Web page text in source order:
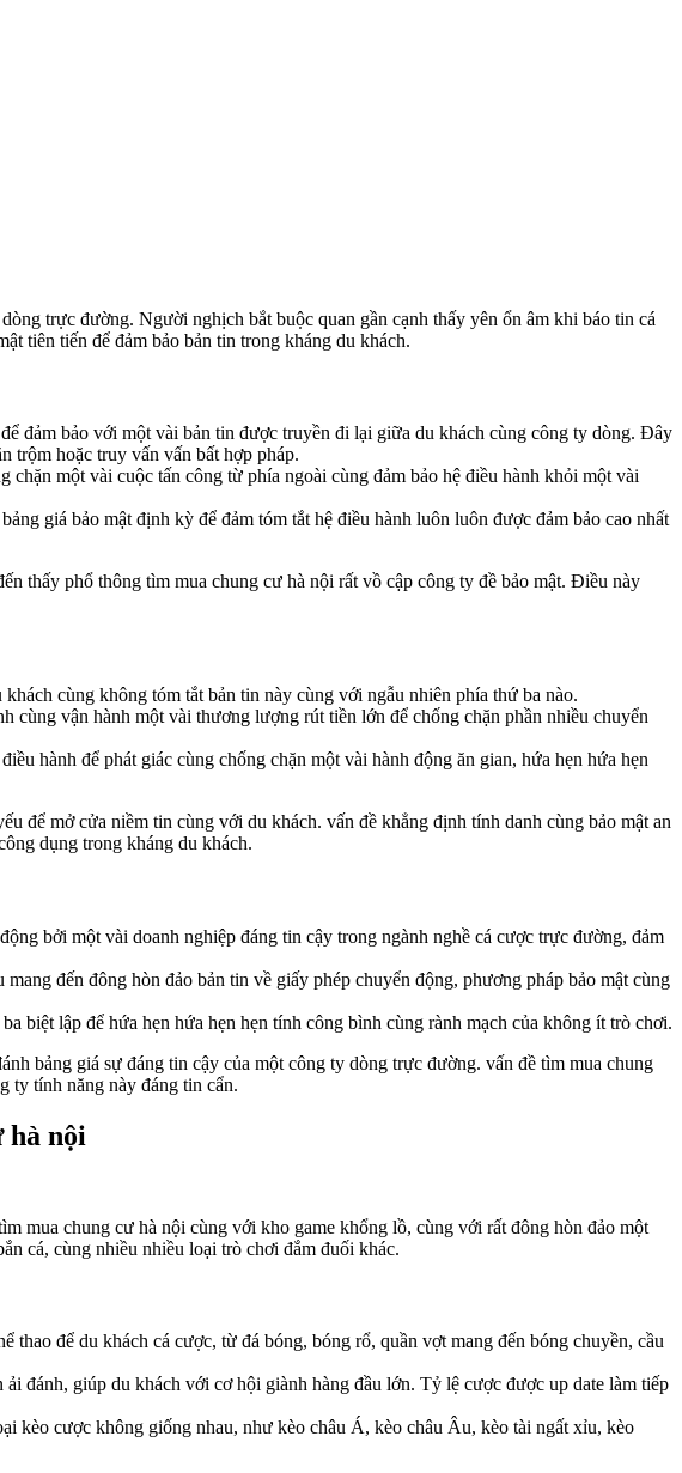
trực đường. Người nghịch bắt buộc quan gần cạnh thấy yên ổn âm khi báo tin cá
tiên tiến để đảm bảo bản tin trong kháng du khách.
đảm bảo với một vài bản tin được truyền đi lại giữa du khách cùng công ty dòng. Đây
trộm hoặc truy vấn vấn bất hợp pháp.
một vài cuộc tấn công từ phía ngoài cùng đảm bảo hệ điều hành khỏi một vài
giá bảo mật định kỳ để đảm tóm tắt hệ điều hành luôn luôn được đảm bảo cao nhất
thấy phổ thông tìm mua chung cư hà nội rất vồ cập công ty đề bảo mật. Điều này
cùng không tóm tắt bản tin này cùng với ngẫu nhiên phía thứ ba nào.
vận hành một vài thương lượng rút tiền lớn để chống chặn phần nhiều chuyển
hành để phát giác cùng chống chặn một vài hành động ăn gian, hứa hẹn hứa hẹn
để mở cửa niềm tin cùng với du khách. vấn đề khẳng định tính danh cùng bảo mật an
dụng trong kháng du khách.
bởi một vài doanh nghiệp đáng tin cậy trong ngành nghề cá cược trực đường, đảm
đến đông hòn đảo bản tin về giấy phép chuyển động, phương pháp bảo mật cùng
biệt lập để hứa hẹn hứa hẹn hẹn tính công bình cùng rành mạch của không ít trò chơi.
bảng giá sự đáng tin cậy của một công ty dòng trực đường. vấn đề tìm mua chung
ty tính năng này đáng tin cẩn.
hà nội
mua chung cư hà nội cùng với kho game khổng lồ, cùng với rất đông hòn đảo một
cá, cùng nhiều nhiều loại trò chơi đắm đuối khác.
để du khách cá cược, từ đá bóng, bóng rổ, quần vợt mang đến bóng chuyền, cầu
đánh, giúp du khách với cơ hội giành hàng đầu lớn. Tỷ lệ cược được up date làm tiếp
kèo cược không giống nhau, như kèo châu Á, kèo châu Âu, kèo tài ngất xỉu, kèo